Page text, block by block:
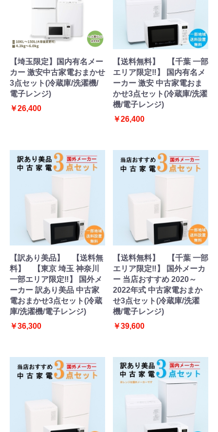
【埼玉限定】国内有名メー
カー 激安中古家電おまかせ
3点セット(冷蔵庫/洗濯機/
電子レンジ)
￥26,400
【送料無料】 【千葉 一部
エリア限定‼】 国内有名メ
ーカー 激安 中古家電おま
かせ3点セット(冷蔵庫/洗濯
機/電子レンジ)
￥26,400
【訳あり美品】 【送料無
料】 【東京 埼玉 神奈川
一部エリア限定‼】 国外メ
ーカー 訳あり美品 中古家
電おまかせ3点セット(冷蔵
庫/洗濯機/電子レンジ)
￥36,300
【送料無料】 【千葉 一部
エリア限定‼】 国外メーカ
ー 当店おすすめ 2020～
2022年式 中古家電おまか
せ3点セット(冷蔵庫/洗濯
機/電子レンジ)
￥39,600